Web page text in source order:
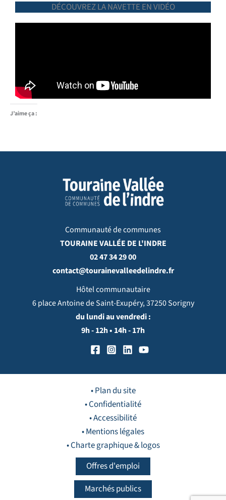
DÉCOUVREZ LA NAVETTE EN VIDÉO
J’aime ça :
Communauté de communes
TOURAINE VALLÉE DE L'INDRE
02 47 34 29 00
contact@tourainevalleedelindre.fr
Hôtel communautaire
6 place Antoine de Saint-Exupéry, 37250 Sorigny
du lundi au vendredi :
9h - 12h • 14h - 17h
• Plan du site
• Confidentialité
• Accessibilité
• Mentions légales
• Charte graphique & logos
Offres d'emploi
Marchés publics